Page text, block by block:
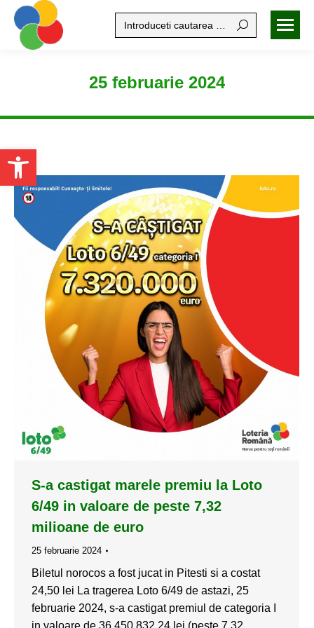
Open toolbar
Search:
25 februarie 2024
S-a castigat marele premiu la Loto
6/49 in valoare de peste 7,32
milioane de euro
25 februarie 2024
Biletul norocos a fost jucat in Pitesti si a costat
24,50 lei La tragerea Loto 6/49 de astazi, 25
februarie 2024, s-a castigat premiul de categoria I
in valoare de 36.450.832,24 lei (peste 7,32